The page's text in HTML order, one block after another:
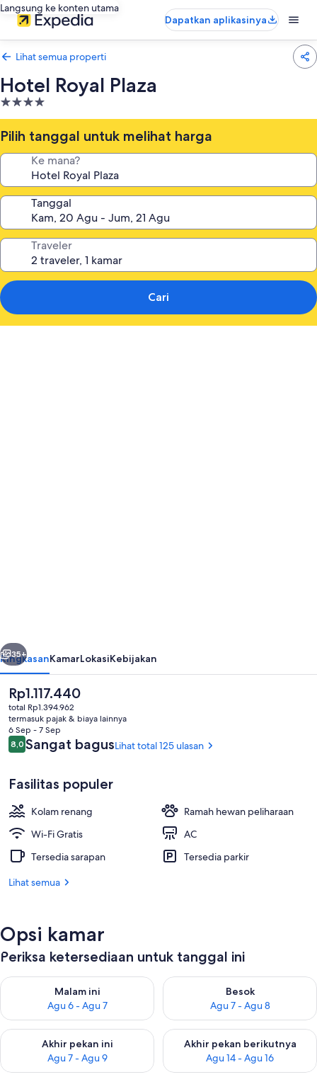
Langsung ke konten utama
Dapatkan aplikasinya
Lihat semua properti
Hotel Royal Plaza
Properti
bintang
4.0
Pilih tanggal untuk melihat harga
Ke mana?
Tanggal
Traveler
Cari
Eksterior
Berikutnya
35+
RingkasanKamarLokasiKebijakan
Harga
saat
ini
Rp1.117.440
Rp1.117.440
total Rp1.394.962
termasuk pajak & biaya lainnya
6 Sep - 7 Sep
Ulasan
8,08,0 dari 10
Sangat bagusLihat total 125 ulasan
Fasilitas populer
Kolam renang
Ramah hewan peliharaan
Wi-Fi Gratis
AC
Tersedia sarapan
Tersedia parkir
Lihat semua
Opsi kamar
Periksa ketersediaan untuk tanggal ini
Malam ini
Agu 6 - Agu 7
Periksa ketersediaan untuk malam ini Agu 6 - Agu 7
Besok
Agu 7 - Agu 8
Periksa ketersediaan untuk
Akhir pekan ini
Agu 7 - Agu 9
Periksa ketersediaan untuk akhir pekan ini Agu 7 - Agu 9
Akhir pekan berikutnya
Agu 14 - Agu 16
Periksa ketersediaan untuk